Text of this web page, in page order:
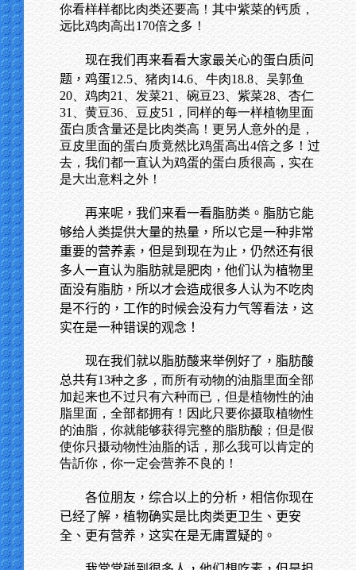
你看样样都比肉类还要高！其中紫菜的钙质，
远比鸡肉高出170倍之多！
现在我们再来看看大家最关心的蛋白质问
题，鸡蛋12.5、猪肉14.6、牛肉18.8、吴郭鱼
20、鸡肉21、发菜21、碗豆23、紫菜28、杏仁
31、黄豆36、豆皮51，同样的每一样植物里面
蛋白质含量还是比肉类高！更另人意外的是，
豆皮里面的蛋白质竟然比鸡蛋高出4倍之多！过
去，我们都一直认为鸡蛋的蛋白质很高，实在
是大出意料之外！
再来呢，我们来看一看脂肪类。脂肪它能
够给人类提供大量的热量，所以它是一种非常
重要的营养素，但是到现在为止，仍然还有很
多人一直认为脂肪就是肥肉，他们认为植物里
面没有脂肪，所以才会造成很多人认为不吃肉
是不行的，工作的时候会没有力气等看法，这
实在是一种错误的观念！
现在我们就以脂肪酸来举例好了，脂肪酸
总共有13种之多，而所有动物的油脂里面全部
加起来也不过只有六种而已，但是植物性的油
脂里面，全部都拥有！因此只要你摄取植物性
的油脂，你就能够获得完整的脂肪酸；但是假
使你只摄动物性油脂的话，那么我可以肯定的
告訢你，你一定会营养不良的！
各位朋友，综合以上的分析，相信你现在
已经了解，植物确实是比肉类更卫生、更安
全、更有营养，这实在是无庸置疑的。